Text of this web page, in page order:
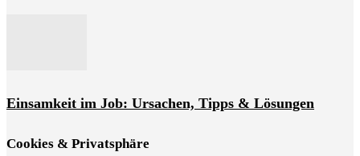
Einsamkeit im Job: Ursachen, Tipps & Lösungen
Cookies & Privatsphäre